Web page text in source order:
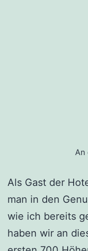
An
Als Gast der
man in den
wie ich bereits
haben wir an